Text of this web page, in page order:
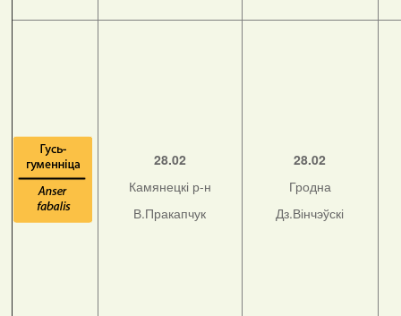
28.02
Камянецкі р-н
В.Пракапчук
28.02
Гродна
Дз.Вінчэўскі